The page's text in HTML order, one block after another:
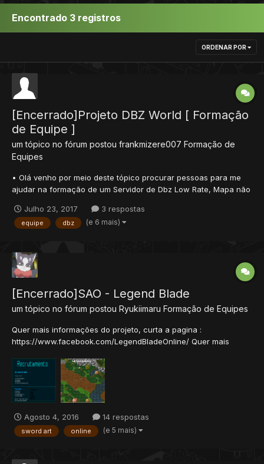
Encontrado 3 registros
ORDENAR POR
[Encerrado]Projeto DBZ World [ Formação
de Equipe ]
um tópico no fórum postou frankmizere007 Formação de
Equipes
• Olá venho por meio deste tópico procurar pessoas para me
ajudar na formação de um Servidor de Dbz Low Rate, Mapa não
PkTeam, e sim RPG também sempre fui fã de jogos RPG e o que
sempre me chamou atenção no Tibia é a sua capacidade de
Julho 23, 2017 3 respostas
equipe dbz (e 6 mais)
[Encerrado]SAO - Legend Blade
um tópico no fórum postou Ryukiimaru Formação de Equipes
Quer mais informações do projeto, curta a pagina :
https://www.facebook.com/LegendBladeOnline/ Quer mais
https://www.facebook.com/LegendBladeOnline/
Agosto 4, 2016 14 respostas
sword art online (e 5 mais)